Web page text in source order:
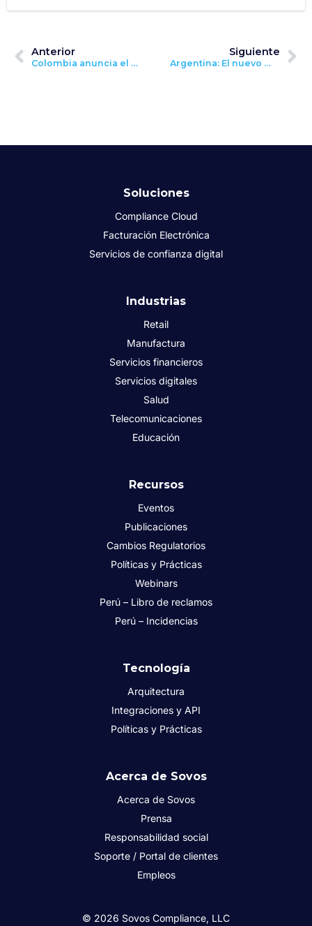
Anterior
Colombia anuncia el nuevo modelo de validación previa y el protocolo UBL 2.1 para su mandato de facturación electrónica
Siguiente
Argentina: El nuevo mandato de facturación electrónica de Argentina apunta a mejorar las opciones de financiamiento de las pymes
Soluciones
Compliance Cloud
Facturación Electrónica
Servicios de confianza digital
Industrias
Retail
Manufactura
Servicios financieros
Servicios digitales
Salud
Telecomunicaciones
Educación
Recursos
Eventos
Publicaciones
Cambios Regulatorios
Políticas y Prácticas
Webinars
Perú – Libro de reclamos
Perú – Incidencias
Tecnología
Arquitectura
Integraciones y API
Políticas y Prácticas
Acerca de Sovos
Acerca de Sovos
Prensa
Responsabilidad social
Soporte / Portal de clientes
Empleos
© 2026 Sovos Compliance, LLC